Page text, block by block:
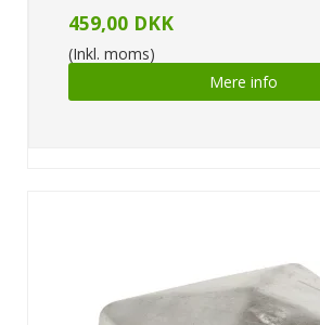
459,00 DKK
(Inkl. moms)
Mere info